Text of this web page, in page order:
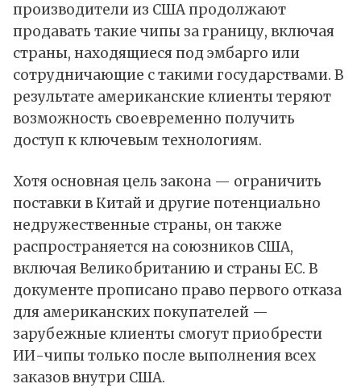
производители из США продолжают
продавать такие чипы за границу, включая
страны, находящиеся под эмбарго или
сотрудничающие с такими государствами. В
результате американские клиенты теряют
возможность своевременно получить
доступ к ключевым технологиям.
Хотя основная цель закона — ограничить
поставки в Китайи другие потенциально
недружественные страны, он также
распространяется на союзников США,
включая Великобританию и страны ЕС. В
документе прописано право первого отказа
для американских покупателей —
зарубежные клиенты смогут приобрести
ИИ-чипы только после выполнения всех
заказов внутри США.